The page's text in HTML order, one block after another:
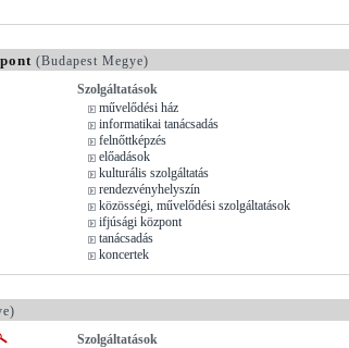
(Budapest Megye)
Szolgáltatások
művelődési ház
informatikai tanácsadás
felnőttképzés
előadások
kulturális szolgáltatás
rendezvényhelyszín
közösségi, művelődési szolgáltatások
ifjúsági központ
tanácsadás
koncertek
Szolgáltatások